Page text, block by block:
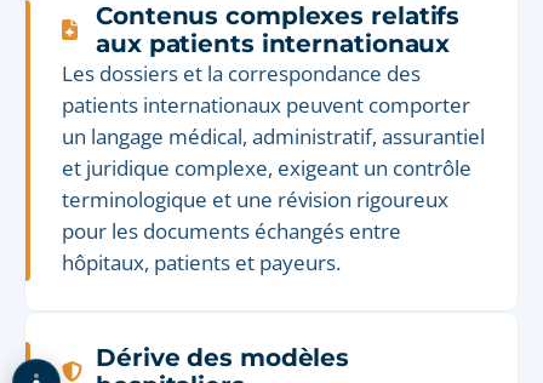
Contenus complexes relatifs
aux patients internationaux
Les dossiers et la correspondance des
patients internationaux peuvent comporter
un langage médical, administratif, assurantiel
et juridique complexe, exigeant un contrôle
terminologique et une révision rigoureux
pour les documents échangés entre
hôpitaux, patients et payeurs.
Dérive des modèles